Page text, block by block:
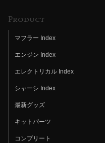
Product
マフラー Index
エンジン Index
エレクトリカル Index
シャーシ Index
最新グッズ
キットパーツ
コンプリート